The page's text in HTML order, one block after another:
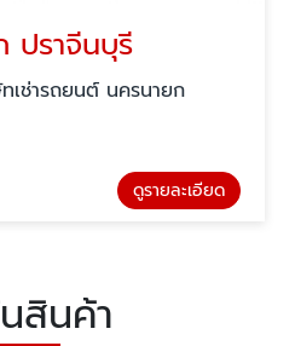
ปราจีนบุรี
ช่ารถยนต์ นครนายก
ดูรายละเอียด
สินค้า